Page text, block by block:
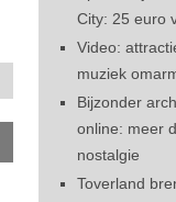
City: 25 euro
Video:
muziek
Bijzonder
online: meer
nostalgie
Toverland